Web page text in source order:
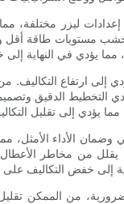
مختلفة وتتطلب إعدادات ليزر
مستويات طاقة
إلى ارتفاع التكاليف.
التخطيط الدقيق
وضمان الأداء الأمثل،
يقلل من مخاطر الأعطال
من الممكن